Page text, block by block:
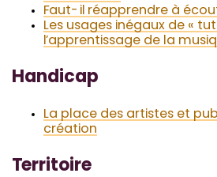
Faut-il réapprendre à
Les usages inégaux de «
l’apprentissage de la
Handicap
La place des artistes et
création
Territoire